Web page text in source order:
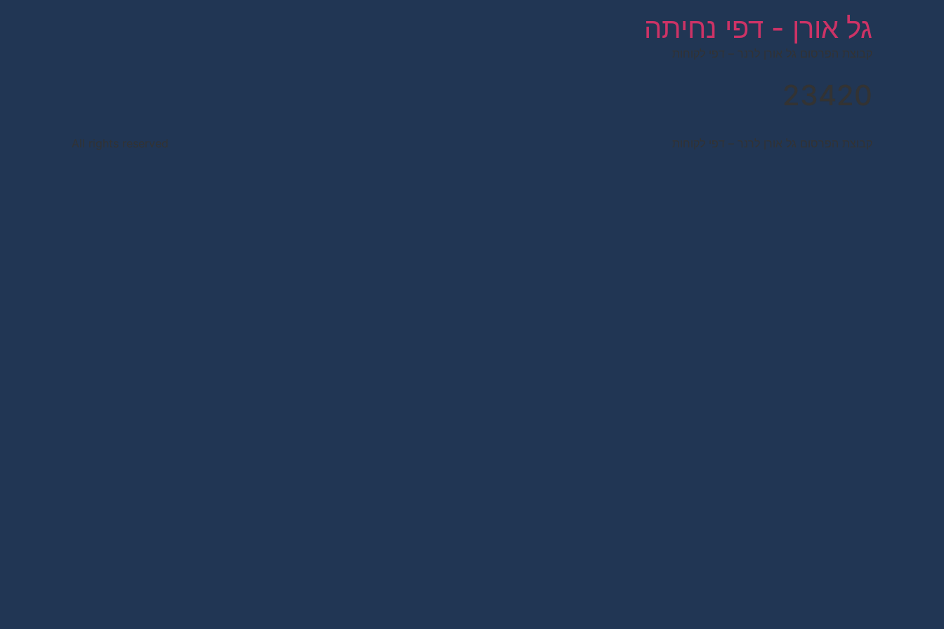
גל אורן - דפי נחיתה
קבוצת הפרסום גל אורן לרנר – דפי לקוחות
23420
קבוצת הפרסום גל אורן לרנר – דפי לקוחות All rights reserved